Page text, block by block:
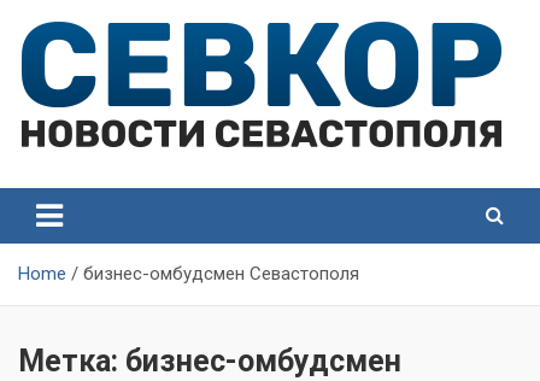
content
Севастополя
Севастополя
Home бизнес-омбудсмен Севастополя
Метка: бизнес-омбудсмен